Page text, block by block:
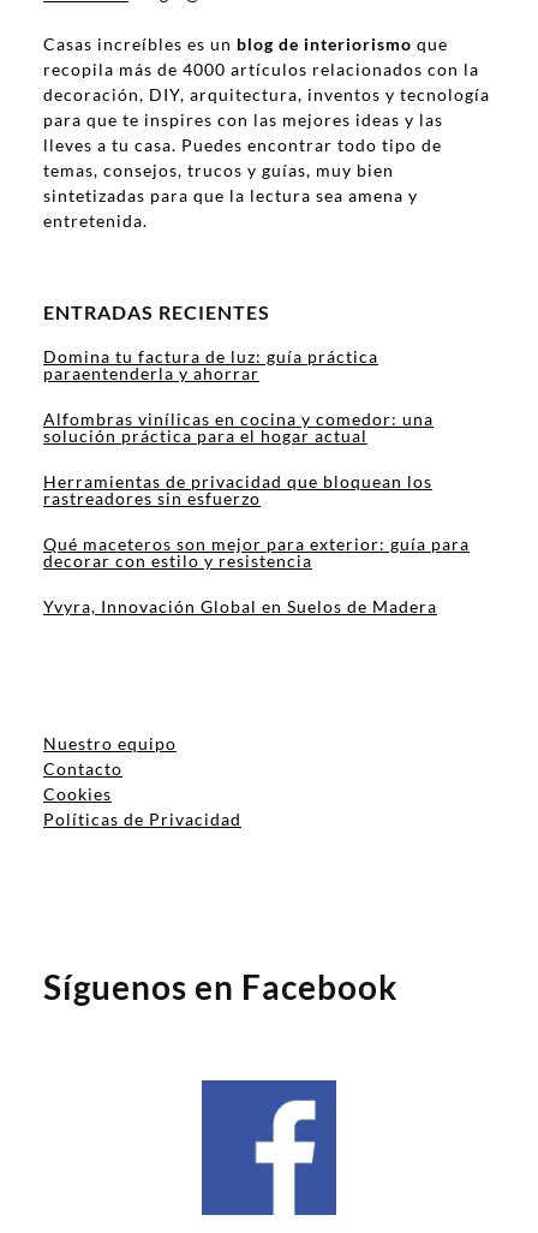
Casas increíbles es un blog de interiorismo que
recopila más de 4000 artículos relacionados con la
decoración, DIY, arquitectura, inventos y tecnología
para que te inspires con las mejores ideas y las
lleves a tu casa. Puedes encontrar todo tipo de
temas, consejos, trucos y guías, muy bien
sintetizadas para que la lectura sea amena y
entretenida.
ENTRADAS RECIENTES
Domina tu factura de luz: guía práctica
paraentenderla y ahorrar
Alfombras vinílicas en cocina y comedor: una
solución práctica para el hogar actual
Herramientas de privacidad que bloquean los
rastreadores sin esfuerzo
Qué maceteros son mejor para exterior: guía para
decorar con estilo y resistencia
Yvyra, Innovación Global en Suelos de Madera
Nuestro equipo
Contacto
Cookies
Políticas de Privacidad
Síguenos en Facebook